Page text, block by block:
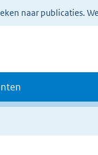
naar publicaties.